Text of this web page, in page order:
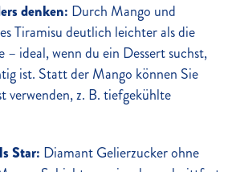
denken: Durch Mango und
Tiramisu deutlich leichter als die
– ideal, wenn du ein Dessert suchst,
ist. Statt der Mango können Sie
verwenden, z. B. tiefgekühlte
Star: Diamant Gelierzucker ohne